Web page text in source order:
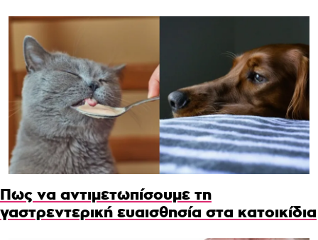
Πως να αντιμετωπίσουμε τη
γαστρεντερική ευαισθησία στα κατοικίδια